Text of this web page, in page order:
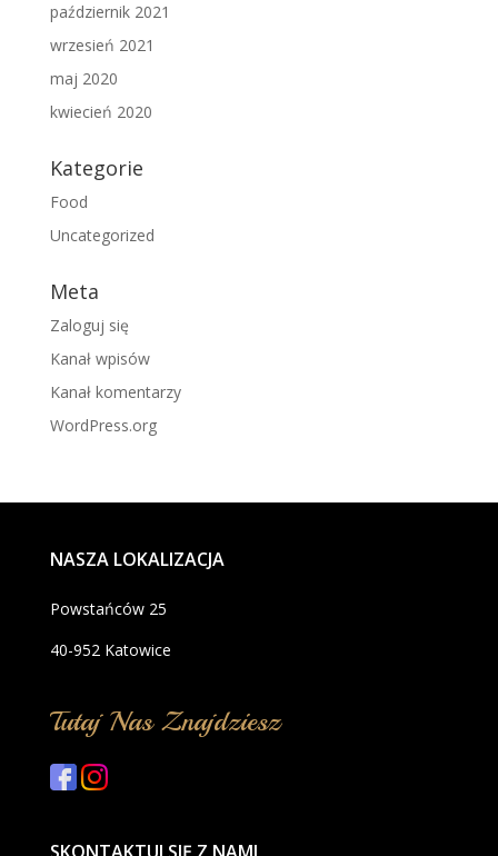
październik 2021
wrzesień 2021
maj 2020
kwiecień 2020
Kategorie
Food
Uncategorized
Meta
Zaloguj się
Kanał wpisów
Kanał komentarzy
WordPress.org
NASZA LOKALIZACJA
Powstańców 25
40-952 Katowice
Tutaj Nas Znajdziesz